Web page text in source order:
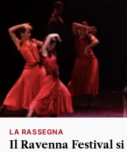
LA RASSEGNA
Il Ravenna Festival